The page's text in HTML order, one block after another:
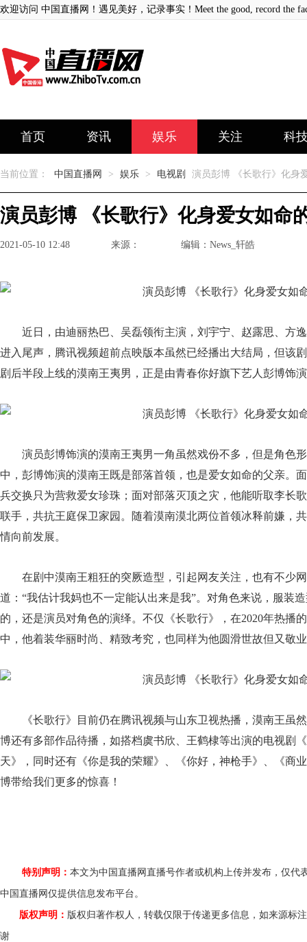
欢迎访问 中国直播网！遇见美好，记录事实！Meet the good, record the
首页 资讯 娱乐 关注 科
当前位置： 中国直播网 > 娱乐 > 电视剧 演员彭博 《长歌行》化身
演员彭博 《长歌行》化身爱女如命
2021-05-10 12:48 来源： 编辑：News_轩皓
近日，由迪丽热巴、吴磊领衔主演，刘宇宁、赵露思、方
进入尾声，腾讯视频超前点映版本虽然已经播出大结局，但该
剧后半段上线的漠南王夷男，正是由青春你好旗下艺人彭博饰
演员彭博饰演的漠南王夷男一角虽然戏份不多，但是角色
中，彭博饰演的漠南王既是部落首领，也是爱女如命的父亲。
兵交换只为营救爱女珍珠；面对部落灭顶之灾，他能听取李长
联手，共抗王庭保卫家园。随着漠南漠北两位首领冰释前嫌，
情向前发展。
在剧中漠南王粗狂的突厥造型，引起网友关注，也有不少
道：“我估计我妈也不一定能认出来是我”。对角色来说，服装
的，还是演员对角色的演绎。不仅《长歌行》，在2020年热播
中，他着装华丽时尚、精致考究，也同样为他圆滑世故但又敬
《长歌行》目前仍在腾讯视频与山东卫视热播，漠南王虽
博还有多部作品待播，如搭档虞书欣、王鹤棣等出演的电视剧
天》，同时还有《你是我的荣耀》、《你好，神枪手》、《商
博带给我们更多的惊喜！
特别声明： 本文为中国直播网直播号作者或机构上传并发布，仅
中国直播网仅提供信息发布平台。
版权声明： 版权归著作权人，转载仅限于传递更多信息，如来源标
谢